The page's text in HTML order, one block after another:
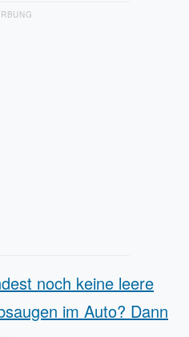
noch keine leere
im Auto? Dann